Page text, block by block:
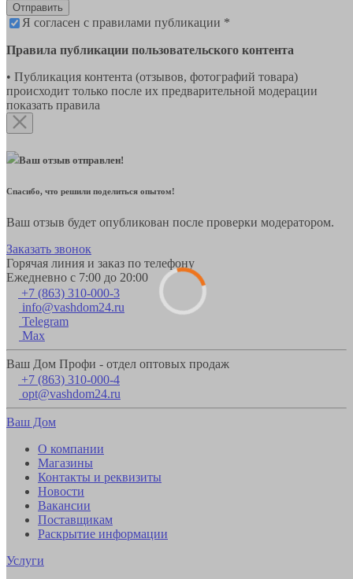
Отправить
Я согласен с правилами публикации *
Правила публикации пользовательского контента
• Публикация контента (отзывов, фотографий товара)
происходит только после их предварительной модерации
показать правила
Ваш отзыв отправлен!
Спасибо, что решили поделиться опытом!
Ваш отзыв будет опубликован после проверки модератором.
Заказать звонок
Горячая линия и заказ по телефону
Ежедневно с 7:00 до 20:00
+7 (863) 310-000-3
info@vashdom24.ru
Telegram
Max
Ваш Дом Профи - отдел оптовых продаж
+7 (863) 310-000-4
opt@vashdom24.ru
Ваш Дом
О компании
Магазины
Контакты и реквизиты
Новости
Вакансии
Поставщикам
Раскрытие информации
Услуги